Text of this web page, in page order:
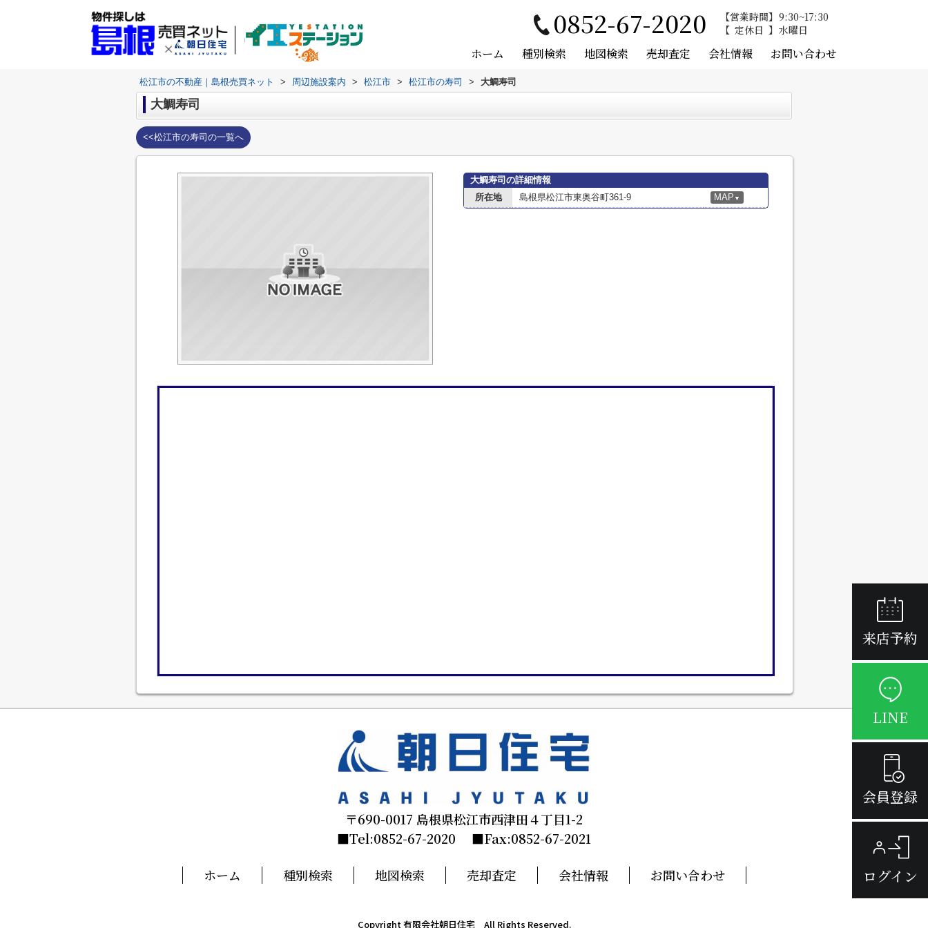
0852-67-2020 営業時間
9:30~17:30
定休日
水曜日
ホーム 種別検索 地図検索 売却査定 会社情報 お問い合わせ
来店予約
LINE
会員登録
ログイン
松江市の不動産｜島根売買ネット > 周辺施設案内 > 松江市 > 松江市の寿司 > 大鯛寿司
大鯛寿司
<<松江市の寿司の一覧へ
大鯛寿司の詳細情報
所在地
島根県松江市東奥谷町361-9 MAP ▼
〒690-0017 島根県松江市西津田４丁目1-2
■Tel:0852-67-2020 ■Fax:0852-67-2021
ホーム 種別検索 地図検索 売却査定 会社情報 お問い合わせ
Copyright 有限会社朝日住宅 All Rights Reserved.